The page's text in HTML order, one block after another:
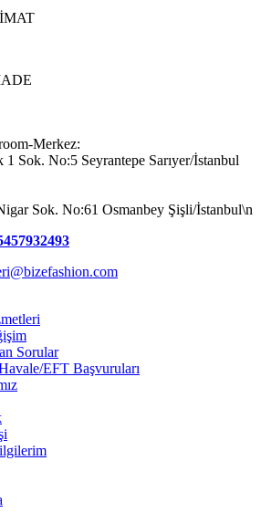
Merkez:
Sok. No:5 Seyrantepe Sarıyer/İstanbul
Sok. No:61 Osmanbey Şişli/İstanbul\n
Sorular
EFT Başvuruları